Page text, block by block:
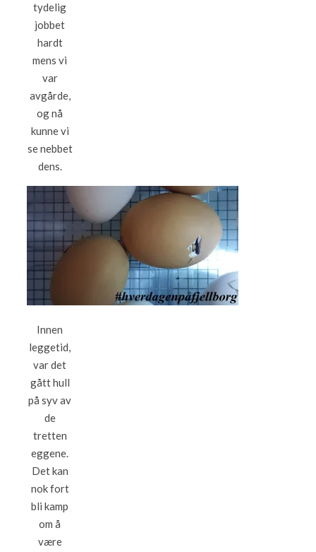
tydelig
jobbet
hardt
mens vi
var
avgårde,
og nå
kunne vi
se nebbet
dens.
Innen
leggetid,
var det
gått hull
på syv av
de
tretten
eggene.
Det kan
nok fort
bli kamp
om å
være